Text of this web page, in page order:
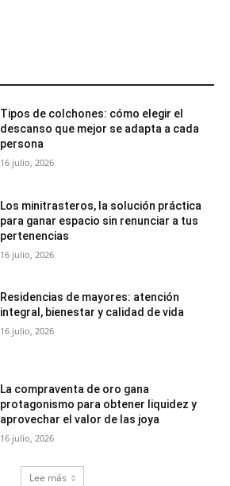
Tipos de colchones: cómo elegir el
descanso que mejor se adapta a cada
persona
16 julio, 2026
Los minitrasteros, la solución práctica
para ganar espacio sin renunciar a tus
pertenencias
16 julio, 2026
Residencias de mayores: atención
integral, bienestar y calidad de vida
16 julio, 2026
La compraventa de oro gana
protagonismo para obtener liquidez y
aprovechar el valor de las joya
16 julio, 2026
Lee más